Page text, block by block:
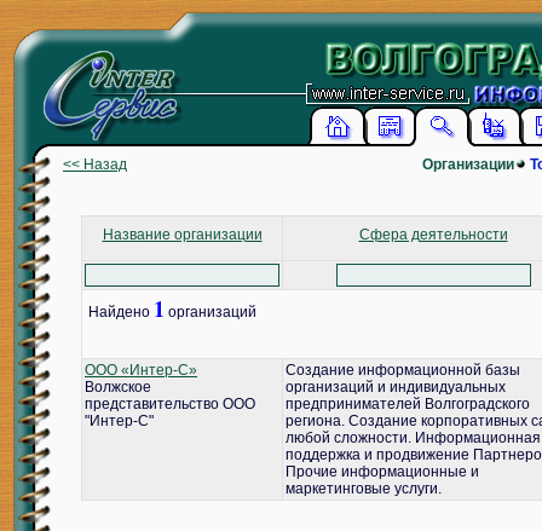
<< Назад Организации
Название организации Сфера деятельности
Найдено 1 организаций
ООО «Интер-С»
Волжское
представительство ООО
"Интер-С"
Создание информационной базы
организаций и индивидуальных
предпринимателей Волгоградского
региона. Создание корпоративных
любой сложности. Информационная
поддержка и продвижение
Прочие информационные и
маркетинговые услуги.